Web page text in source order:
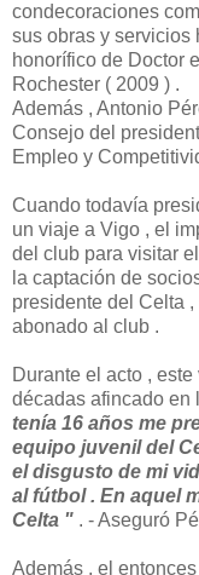
condecoraciones
sus obras y servicios
honorífico de Doctor
Rochester ( 2009 ) .
Además , Antonio
Consejo del
Empleo y
Cuando todavía
un viaje a Vigo , el
del club para visitar el
la captación de
presidente del Celta
abonado al club .
Durante el acto ,
décadas afincado en
tenía 16 años me
equipo juvenil del
el disgusto de mi
al fútbol . En aquel
Celta " . - Aseguró
Además , el